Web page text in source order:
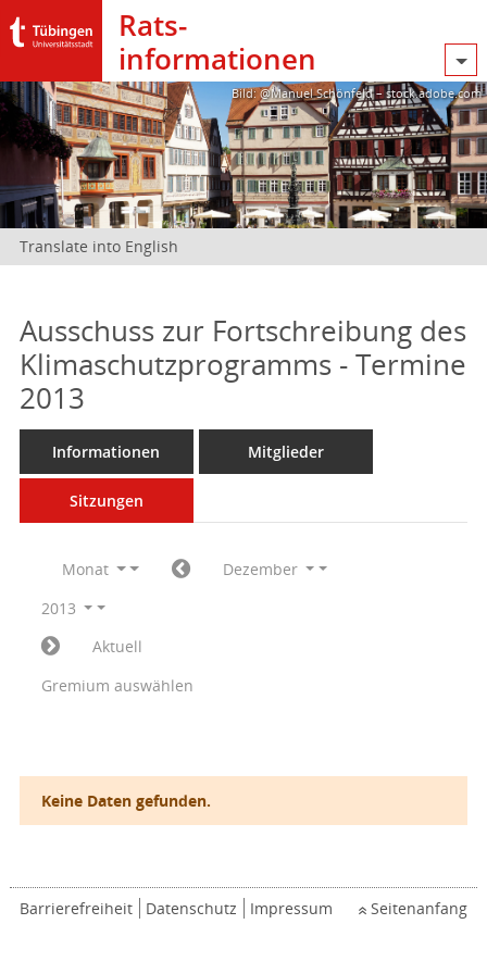
Rats­
informationen
Bild: @Manuel Schönfeld – stock.adobe.com
Translate into English
Ausschuss zur Fortschreibung des
Klimaschutzprogramms - Termine
2013
Informationen Mitglieder
Sitzungen
Monat
Dezember
2013
Aktuell
Gremium auswählen
Keine Daten gefunden.
Barrierefreiheit Datenschutz Impressum Seitenanfang